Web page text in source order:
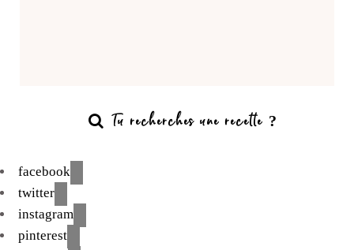
facebook
twitter
instagram
pinterest